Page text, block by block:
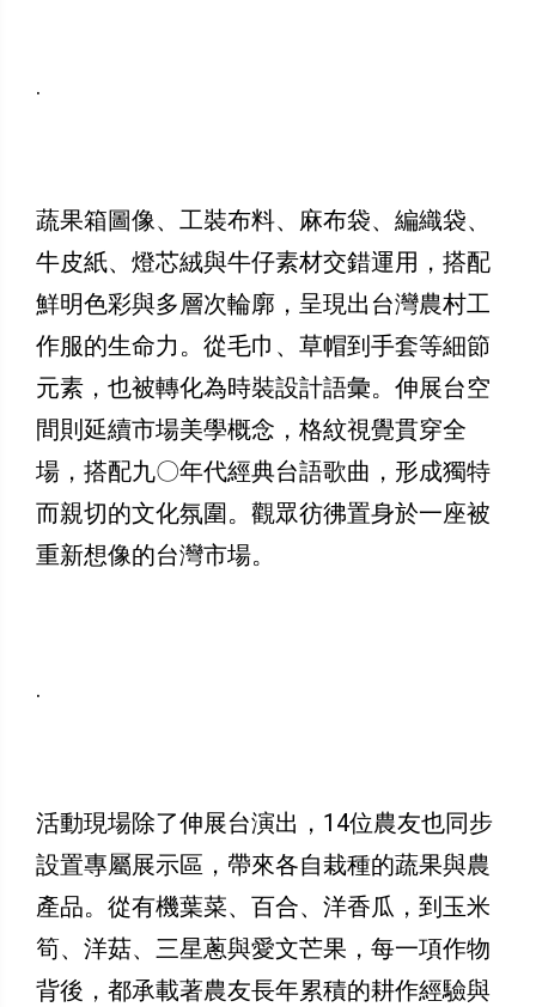
.
蔬果箱圖像、工裝布料、麻布袋、編織袋、
牛皮紙、燈芯絨與牛仔素材交錯運用，搭配
鮮明色彩與多層次輪廓，呈現出台灣農村工
作服的生命力。從毛巾、草帽到手套等細節
元素，也被轉化為時裝設計語彙。伸展台空
間則延續市場美學概念，格紋視覺貫穿全
場，搭配九〇年代經典台語歌曲，形成獨特
而親切的文化氛圍。觀眾彷彿置身於一座被
重新想像的台灣市場。
.
活動現場除了伸展台演出，14位農友也同步
設置專屬展示區，帶來各自栽種的蔬果與農
產品。從有機葉菜、百合、洋香瓜，到玉米
筍、洋菇、三星蔥與愛文芒果，每一項作物
背後，都承載著農友長年累積的耕作經驗與